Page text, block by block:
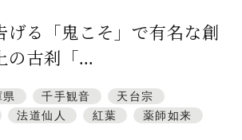
げる「鬼こそ」で有名な創
の古刹「...
千手観音
天台宗
法道仙人 紅葉
薬師如来